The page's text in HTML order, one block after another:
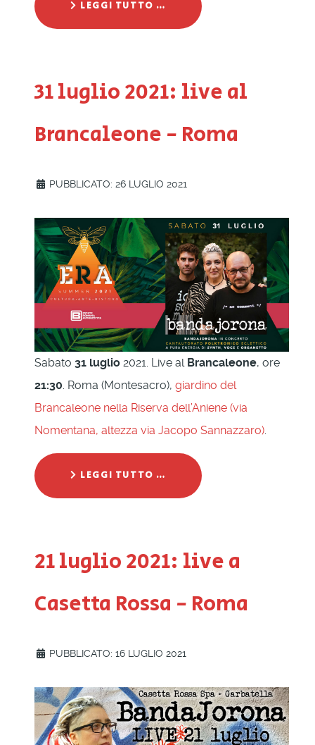
LEGGI TUTTO …
31 luglio 2021: live al
Brancaleone - Roma
PUBBLICATO: 26 LUGLIO 2021
Sabato 31 luglio 2021. Live al Brancaleone, ore
21:30. Roma (Montesacro), giardino del
Brancaleone nella Riserva dell’Aniene (via
Nomentana, altezza via Jacopo Sannazzaro).
LEGGI TUTTO …
21 luglio 2021: live a
Casetta Rossa - Roma
PUBBLICATO: 16 LUGLIO 2021